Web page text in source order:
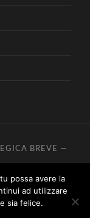
BREVE —
possa avere la
ad utilizzare
sia felice.
dipende dall'idea
autopercezione è
le scelte,